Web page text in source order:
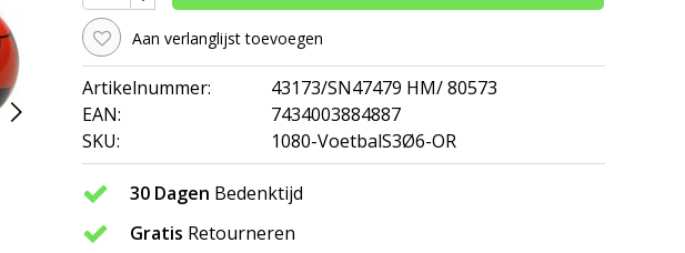
Aan verlanglijst toevoegen
Artikelnummer:
43173/SN47479 HM/ 80573
EAN:
7434003884887
SKU:
1080-VoetbalS3Ø6-OR
30 Dagen Bedenktijd
Gratis Retourneren